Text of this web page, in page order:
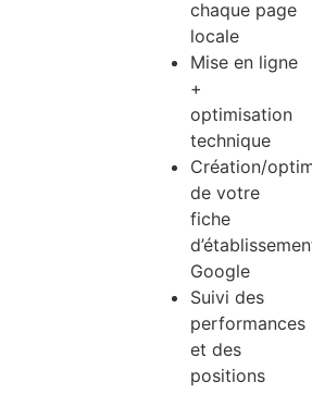
chaque page
locale
Mise en ligne
+
optimisation
technique
Création/
de votre
fiche
Google
Suivi des
performances
et des
positions